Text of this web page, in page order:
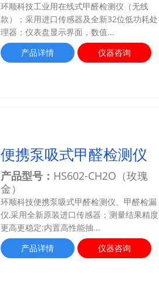
环顺科技工业用在线式甲醛检测仪（无线
款）；采用进口传感器及全新32位低功耗处
理器；仪表盘显示界面，数值...
产品详情
仪器咨询
便携泵吸式甲醛检测仪
产品型号： HS602-CH2O（玫瑰
金）
环顺科技便携泵吸式甲醛检测仪、甲醛检漏
仪,采用全新原装进口传感器；测量结果精度
更高更稳定;内置高性能抽...
产品详情
仪器咨询